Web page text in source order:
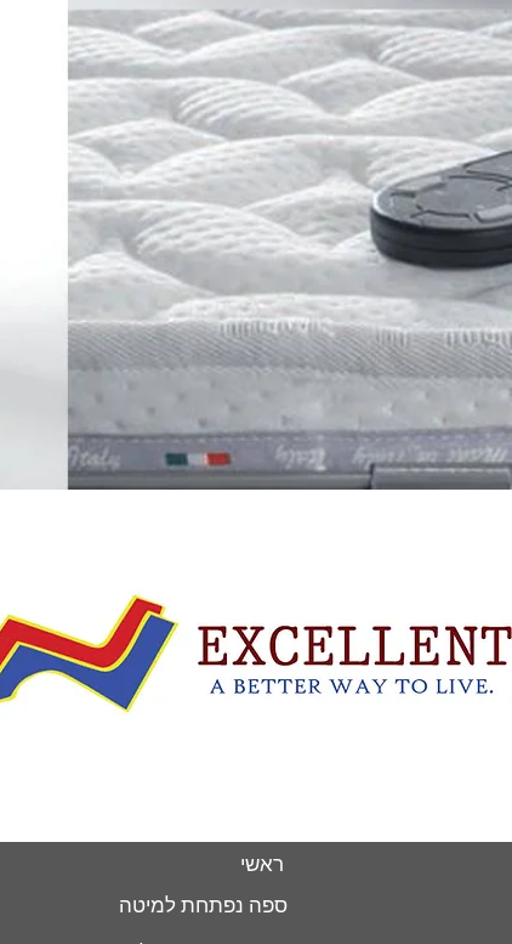
ראשי
ספה נפתחת למיטה